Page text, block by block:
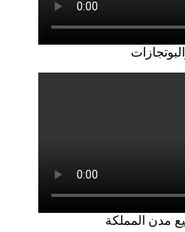
مدن المملكة